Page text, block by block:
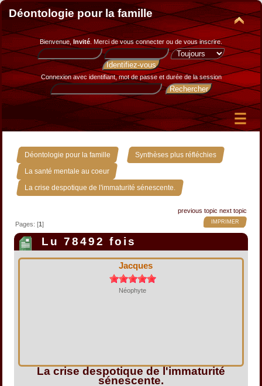
Déontologie pour la famille
Bienvenue, Invité. Merci devous connecter ou de vous inscrire.
Connexion avec identifiant, mot de passe et durée de la session
Déontologie pour la famille » Synthèses plus réfléchies »
La santé mentale au coeur »
La crise despotique de l'immaturité sénescente.
previous topic next topic
IMPRIMER
Pages: [1]
Lu 78492 fois
Jacques
Néophyte
La crise despotique de l'immaturité
sénescente.